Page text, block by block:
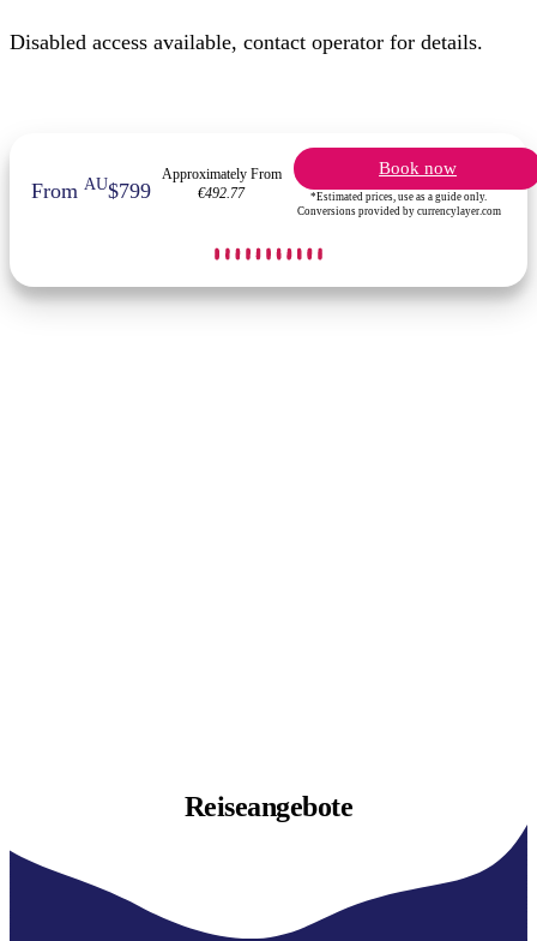
Disabled access available, contact operator for details.
FromAU$799
Approximately From
€492.77
Book now
*Estimated prices, use as a guide only.
Conversions provided by currencylayer.com
Reiseangebote